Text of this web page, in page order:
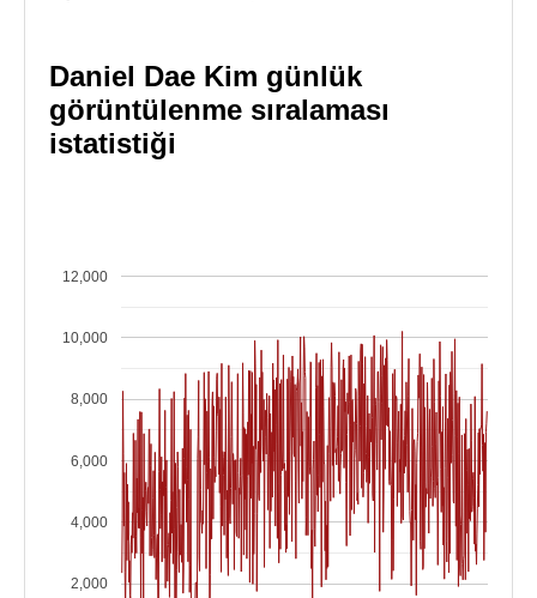
Daniel Dae Kim günlük
görüntülenme sıralaması
istatistiği
2,000
4,000
6,000
8,000
10,000
12,000